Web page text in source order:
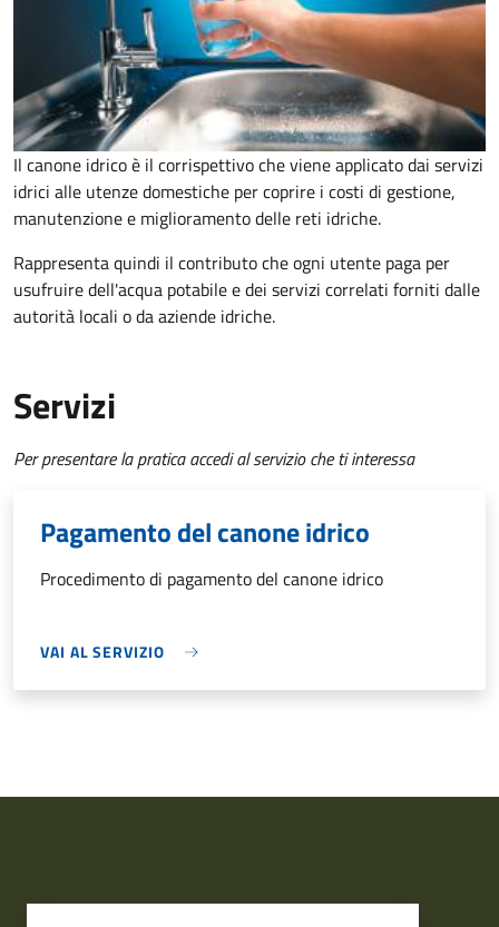
Il canone idrico è il corrispettivo che viene applicato dai servizi
idrici alle utenze domestiche per coprire i costi di gestione,
manutenzione e miglioramento delle reti idriche.
Rappresenta quindi il contributo che ogni utente paga per
usufruire dell'acqua potabile e dei servizi correlati forniti dalle
autorità locali o da aziende idriche.
Servizi
Per presentare la pratica accedi al servizio che ti interessa
Pagamento del canone idrico
Procedimento di pagamento del canone idrico
VAI AL SERVIZIO